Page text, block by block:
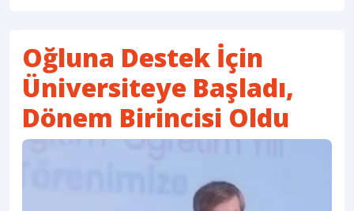
Oğluna Destek İçin
Üniversiteye Başladı,
Dönem Birincisi Oldu